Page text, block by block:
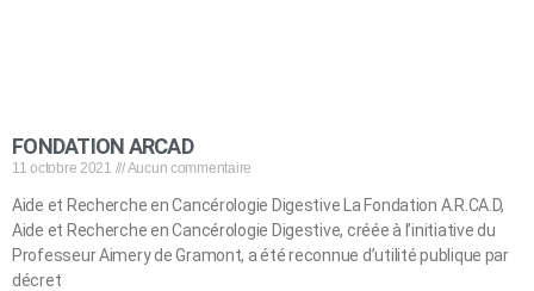
FONDATION ARCAD
11 octobre 2021 Aucun commentaire
Aide et Recherche en Cancérologie Digestive La Fondation A.R.CA.D,
Aide et Recherche en Cancérologie Digestive, créée à l’initiative du
Professeur Aimery de Gramont, a été reconnue d’utilité publique par
décret